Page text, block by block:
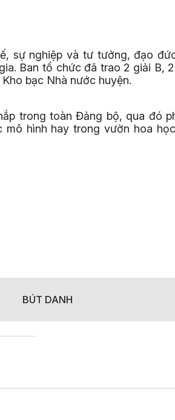
sự nghiệp và tư tưởng, đạo
Ban tổ chức đã trao 2 giải B,
bạc Nhà nước huyện.
trong toàn Đảng bộ, qua đó
hình hay trong vườn hoa
BÚT DANH